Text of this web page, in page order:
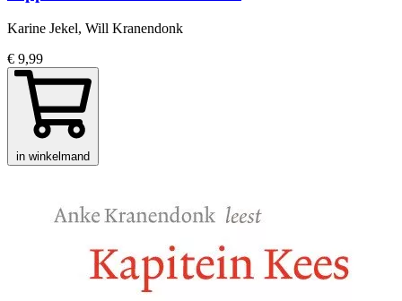
Karine Jekel, Will Kranendonk
€ 9,99
in winkelmand